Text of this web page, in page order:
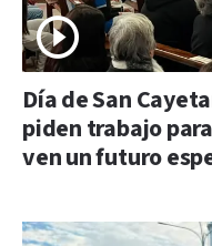
Día de San
piden trabajo
ven un futuro